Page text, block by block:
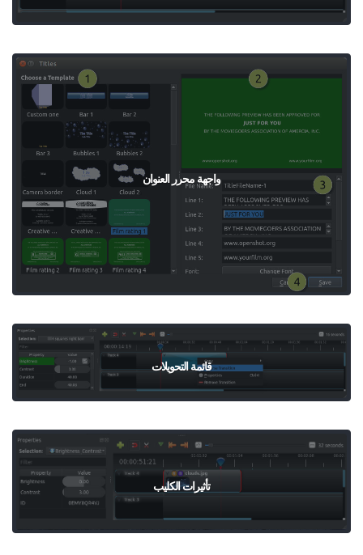
واجهة محرر العنوان
قائمة التحويلات
تأثيرات الكليب